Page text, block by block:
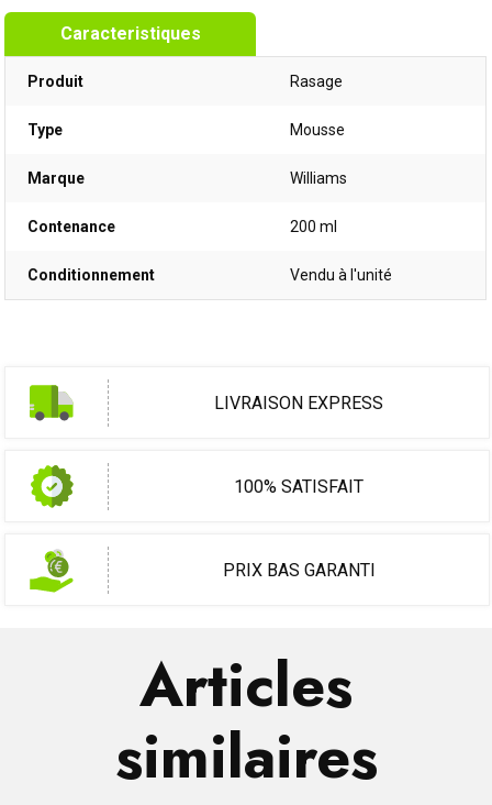
Caracteristiques
Produit Rasage
Type Mousse
Marque Williams
Contenance 200 ml
Conditionnement Vendu à l'unité
LIVRAISON EXPRESS
100% SATISFAIT
PRIX BAS GARANTI
Articles
similaires